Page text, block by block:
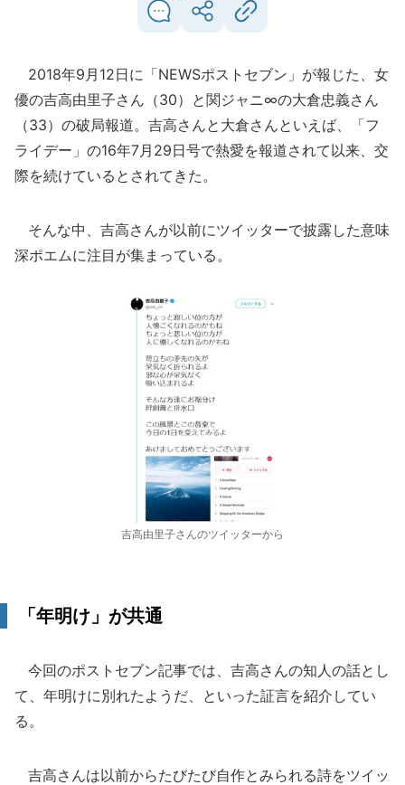
2018年9月12日に「NEWSポストセブン」が報じた、女
優の吉高由里子さん（30）と関ジャニ∞の大倉忠義さん
（33）の破局報道。吉高さんと大倉さんといえば、「フ
ライデー」の16年7月29日号で熱愛を報道されて以来、交
際を続けているとされてきた。
そんな中、吉高さんが以前にツイッターで披露した意味
深ポエムに注目が集まっている。
吉高由里子さんのツイッターから
「年明け」が共通
今回のポストセブン記事では、吉高さんの知人の話とし
て、年明けに別れたようだ、といった証言を紹介してい
る。
吉高さんは以前からたびたび自作とみられる詩をツイッ